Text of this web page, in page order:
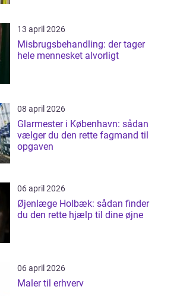
13 april 2026
Misbrugsbehandling: der tager
hele mennesket alvorligt
08 april 2026
Glarmester i København: sådan
vælger du den rette fagmand til
opgaven
06 april 2026
Øjenlæge Holbæk: sådan finder
du den rette hjælp til dine øjne
06 april 2026
Maler til erhverv